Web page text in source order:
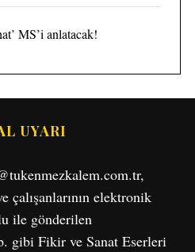
MS’i anlatacak!
UYARI
çalışanlarının elektronik
ile gönderilen
gibi Fikir ve Sanat Eserleri